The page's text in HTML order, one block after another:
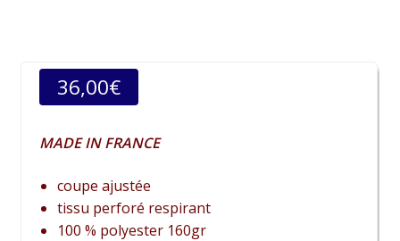
36,00€
MADE IN FRANCE
coupe ajustée
tissu perforé respirant
100 % polyester 160gr